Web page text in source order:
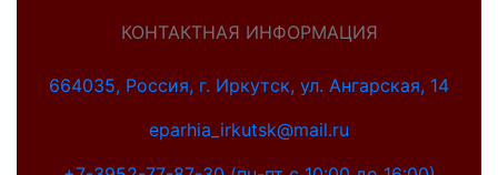
КОНТАКТНАЯ ИНФОРМАЦИЯ
664035, Россия, г. Иркутск, ул. Ангарская, 14
eparhia_irkutsk@mail.ru